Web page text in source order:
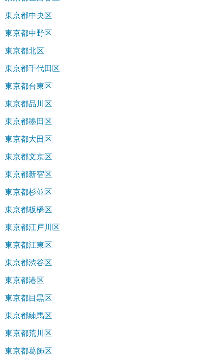
東京都中央区
東京都中野区
東京都北区
東京都千代田区
東京都台東区
東京都品川区
東京都墨田区
東京都大田区
東京都文京区
東京都新宿区
東京都杉並区
東京都板橋区
東京都江戸川区
東京都江東区
東京都渋谷区
東京都港区
東京都目黒区
東京都練馬区
東京都荒川区
東京都葛飾区